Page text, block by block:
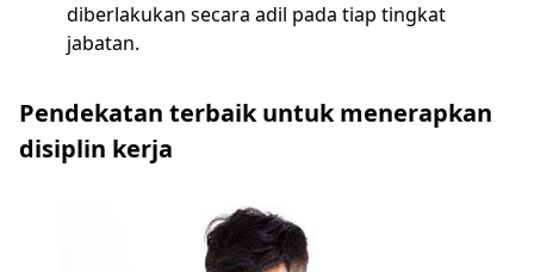
diberlakukan secara adil pada tiap tingkat
jabatan.
Pendekatan terbaik untuk menerapkan
disiplin kerja